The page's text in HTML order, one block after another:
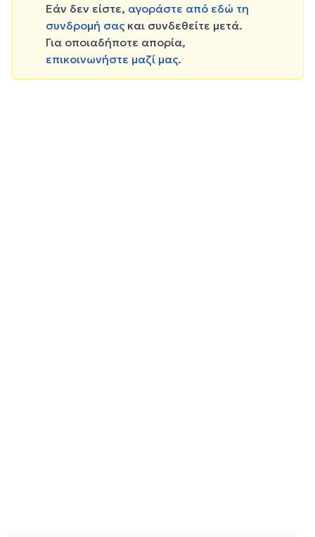
Εάν δεν είστε, αγοράστε από εδώ τη
συνδρομή σας και συνδεθείτε μετά.
Για οποιαδήποτε απορία,
επικοινωνήστε μαζί μας.